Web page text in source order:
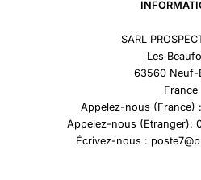
SARL
Les
63560 Neuf-
France
Appelez-nous (France)
Appelez-nous (Etranger):
Écrivez-nous :